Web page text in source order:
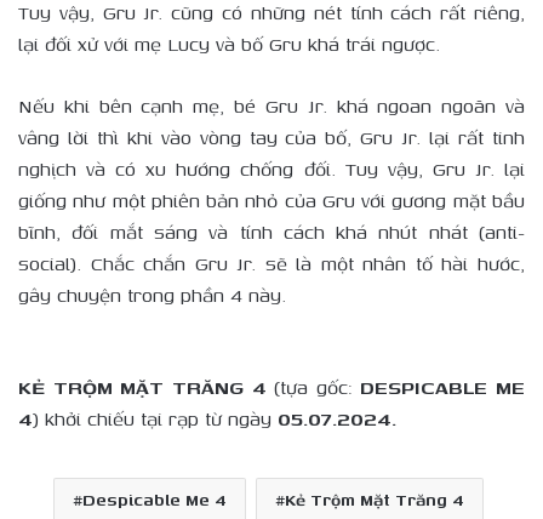
Tuy vậy, Gru Jr. cũng có những nét tính cách rất riêng,
lại đối xử với mẹ Lucy và bố Gru khá trái ngược.
Nếu khi bên cạnh mẹ, bé Gru Jr. khá ngoan ngoãn và
vâng lời thì khi vào vòng tay của bố, Gru Jr. lại rất tinh
nghịch và có xu hướng chống đối. Tuy vậy, Gru Jr. lại
giống như một phiên bản nhỏ của Gru với gương mặt bầu
bĩnh, đối mắt sáng và tính cách khá nhút nhát (anti-
social). Chắc chắn Gru Jr. sẽ là một nhân tố hài hước,
gây chuyện trong phần 4 này.
KẺ TRỘM MẶT TRĂNG 4(tựa gốc: DESPICABLE ME
4) khởi chiếu tại rạp từ ngày 05.07.2024.
Despicable Me 4 Kẻ Trộm Mặt Trăng 4